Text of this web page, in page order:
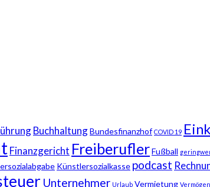
BuchhaltungBundesfinanzhof COVID 19
Finanzgericht FreiberuflerFußball
Künstlersozialkasse podcast
Unternehmer Urlaub Vermietung Vermögen